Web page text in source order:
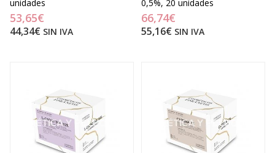
unidades
53,65€
44,34€ SIN IVA
0,5%, 20 unidades
66,74€
55,16€ SIN IVA